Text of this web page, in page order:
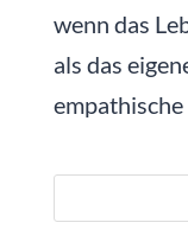
wenn das
als das